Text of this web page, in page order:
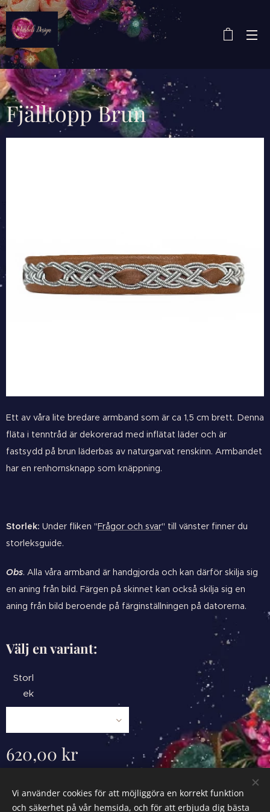
Fjälltopp Brun
Ett av våra lite bredare armband som är ca 1,5 cm brett. Denna
fläta i tenntråd är dekorerad med inflätat läder och är
fastsydd på brun läderbas av naturgarvat renskinn. Armbandet
har en renhornsknapp som knäppning.
Storlek: Under fliken "Frågor och svar" till vänster finner du
storleksguide.
Obs. Alla våra armband är handgjorda och kan därför skilja sig
en aning från bild. Färgen på skinnet kan också skilja sig en
aning från bild beroende på färginställningen på datorerna.
Välj en variant:
Storl
ek
620,00 kr
Powered byWebnode Cookies
Vi använder cookies för att möjliggöra en korrekt funktion
och säkerhet på vår hemsida, och för att erbjuda dig bästa